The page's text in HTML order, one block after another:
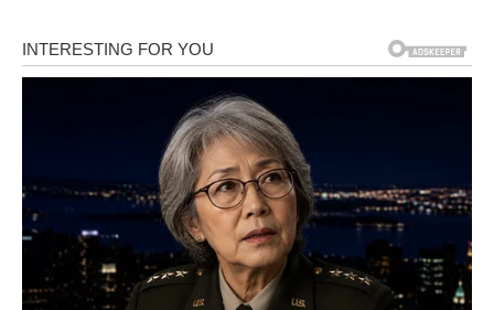
115 g maslaca
390 g čokolade za kuhanje
2 žlice ekstrakta vanilije
Za kremu: